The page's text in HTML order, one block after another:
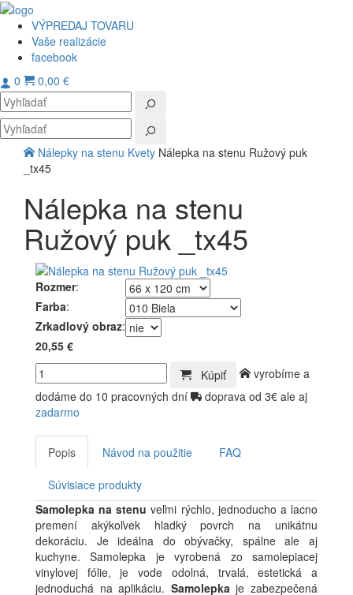
VÝPREDAJ TOVARU
Vaše realizácie
facebook
0 0,00 €
Nálepky na stenu Kvety Nálepka na stenu Ružový puk
_tx45
Nálepka na stenu
Ružový puk _tx45
Rozmer:
Farba:
Zrkadlový obraz:
20,55 €
Kúpiť
vyrobíme a
dodáme do 10 pracovných dní
doprava od 3€ ale aj
zadarmo
Popis Návod na použitie FAQ
Súvisiace produkty
Samolepka na stenu veľmi rýchlo, jednoducho a lacno
premení akýkoľvek hladký povrch na unikátnu
dekoráciu. Je ideálna do obývačky, spálne ale aj
kuchyne. Samolepka je vyrobená zo samolepiacej
vinylovej fólie, je vode odolná, trvalá, estetická a
jednoduchá na aplikáciu. Samolepka je zabezpečená